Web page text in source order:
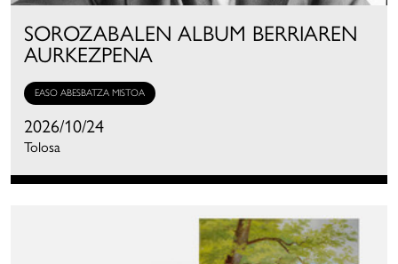
SOROZABALEN ALBUM BERRIAREN
AURKEZPENA
EASO ABESBATZA MISTOA
2026/10/24
Tolosa